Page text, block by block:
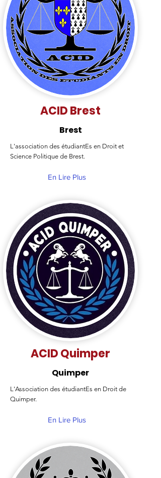
ACID Brest
Brest
L'association des étudiantEs en Droit et
Science Politique de Brest.
En Lire Plus
ACID Quimper
Quimper
L'Association des étudiantEs en Droit de
Quimper.
En Lire Plus